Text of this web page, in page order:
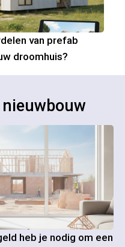
van prefab
droomhuis?
heb je nodig om een